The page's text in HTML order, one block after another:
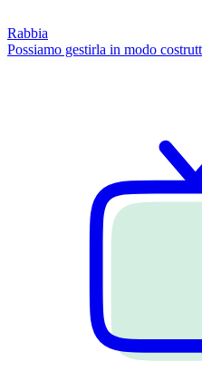
Rabbia
Possiamo gestirla in modo